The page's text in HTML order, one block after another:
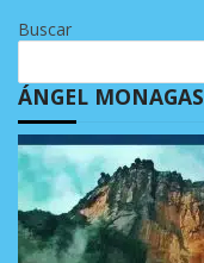
Buscar
ÁNGEL MONAGAS